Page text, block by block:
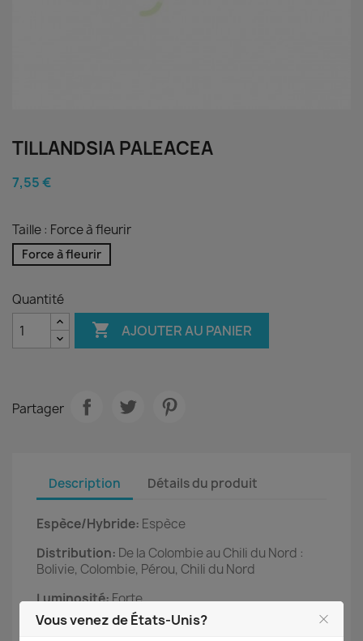
TILLANDSIA PALEACEA
7,55 €
Taille : Force à fleurir
Force à fleurir
Quantité
 AJOUTER AU PANIER
Partager
Description Détails du produit
Espèce/Hybride: Espèce
Distribution: De la Colombie au Chili du Nord :
Bolivie, Colombie, Pérou, Chili du Nord
Luminosité:Forte
Température:10-25 °C
Vous venez de États-Unis?